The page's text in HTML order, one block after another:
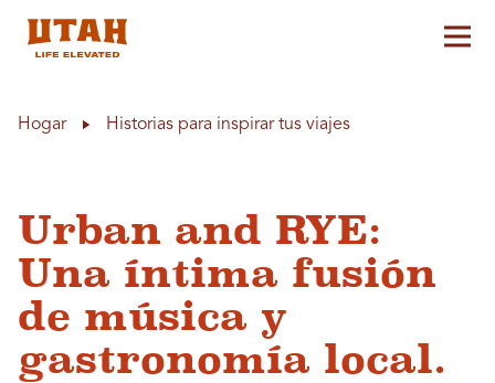
Hogar Historias para inspirar tus viajes
Urban and RYE:
Una íntima fusión
de música y
gastronomía local.